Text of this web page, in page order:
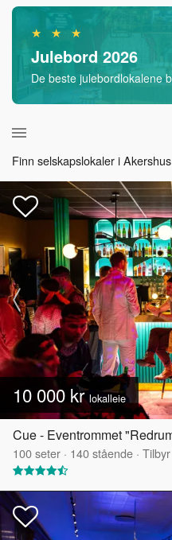
★ ★ ★
Julebord 2026
De beste julebordlokalene
Finn selskapslokaler i
10 000 krlokalleie
Cue - Eventrommet
100seter · 140stående ·